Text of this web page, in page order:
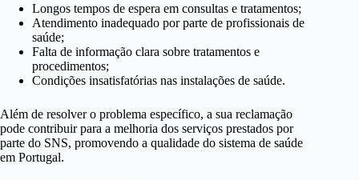
Longos tempos de espera em consultas e tratamentos;
Atendimento inadequado por parte de profissionais de
saúde;
Falta de informação clara sobre tratamentos e
procedimentos;
Condições insatisfatórias nas instalações de saúde.
Além de resolver o problema específico, a sua reclamação
pode contribuir para a melhoria dos serviços prestados por
parte do SNS, promovendo a qualidade do sistema de saúde
em Portugal.